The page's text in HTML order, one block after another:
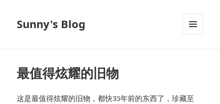
Sunny's Blog
最值得炫耀的旧物
这是最值得炫耀的旧物，都快35年前的东西了，珍藏至